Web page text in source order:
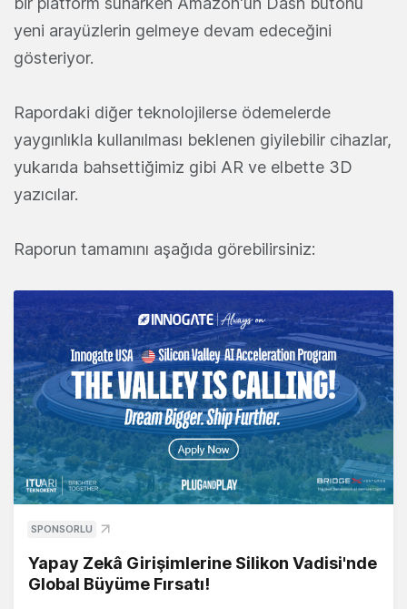
yeni arayüzlerin gelmeye devam edeceğini
gösteriyor.
Rapordaki diğer teknolojilerse ödemelerde
yaygınlıkla kullanılması beklenen giyilebilir cihazlar,
yukarıda bahsettiğimiz gibi AR ve elbette 3D
yazıcılar.
Raporun tamamını aşağıda görebilirsiniz:
SPONSORLU
Yapay Zekâ Girişimlerine Silikon Vadisi'nde
Global Büyüme Fırsatı!